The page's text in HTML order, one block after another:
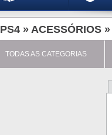
PS4 » ACESSÓRIOS »
TODAS AS CATEGORIAS